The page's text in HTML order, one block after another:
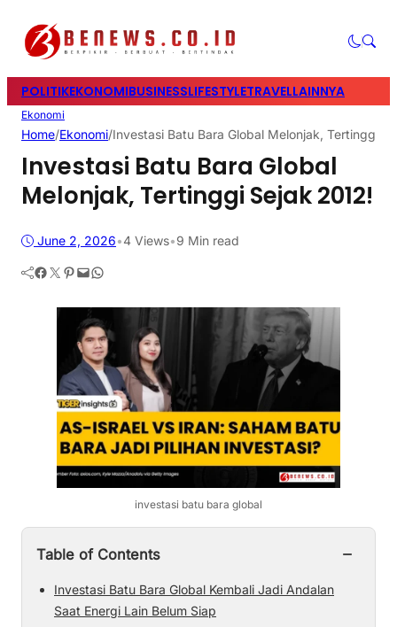
POLITIKEKONOMIBUSINESSLIFESTYLETRAVELLAINNYA
Ekonomi
Home/Ekonomi/Investasi Batu Bara Global Melonjak, Tertinggi
Investasi Batu Bara Global
Melonjak, Tertinggi Sejak 2012!
June 2, 2026•4 Views•9 Min read
Facebook Twitter Pinterest Mail WhatsApp
investasi batu bara global
Table of Contents −
Investasi Batu Bara Global Kembali Jadi Andalan
Saat Energi Lain Belum Siap